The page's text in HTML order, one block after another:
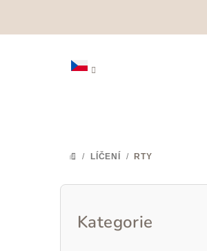
DOMŮ
/ LÍČENÍ / RTY
P
Přeskočit
Kategorie